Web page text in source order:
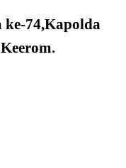
74,Kapolda